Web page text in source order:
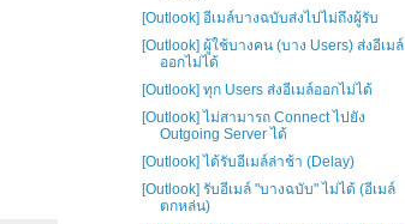
[Outlook] อีเมล์บางฉบับส่งไปไม่ถึงผู้รับ
[Outlook] ผู้ใช้บางคน (บาง Users) ส่งอีเมล์
ออกไม่ได้
[Outlook] ทุก Users ส่งอีเมล์ออกไม่ได้
[Outlook] ไม่สามารถ Connect ไปยัง
Outgoing Server ได้
[Outlook] ได้รับอีเมล์ล่าช้า (Delay)
[Outlook] รับอีเมล์ "บางฉบับ" ไม่ได้ (อีเมล์
ตกหล่น)